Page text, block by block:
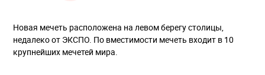
Новая мечеть расположена на левом берегу столицы,
недалеко от ЭКСПО. По вместимости мечеть входит в 10
крупнейших мечетей мира.